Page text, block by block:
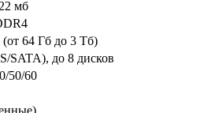
мб
(от 64 Гб до 3 Тб)
SATA), до 8 дисков
50/60